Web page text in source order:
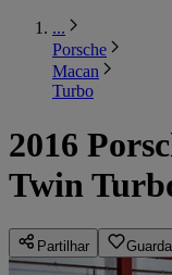
...
Porsche
Macan
Turbo
2016
Twin
Partilhar